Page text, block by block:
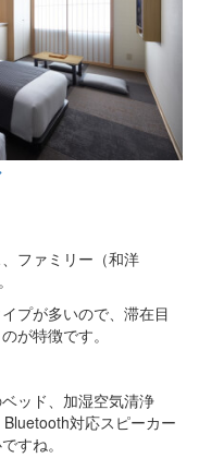
ファミリー（和洋
プが多いので、滞在目
が特徴です。
ッド、加湿空気清浄
対応スピーカー
すね。